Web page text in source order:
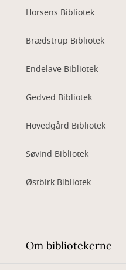
Horsens Bibliotek
Brædstrup Bibliotek
Endelave Bibliotek
Gedved Bibliotek
Hovedgård Bibliotek
Søvind Bibliotek
Østbirk Bibliotek
Om bibliotekerne